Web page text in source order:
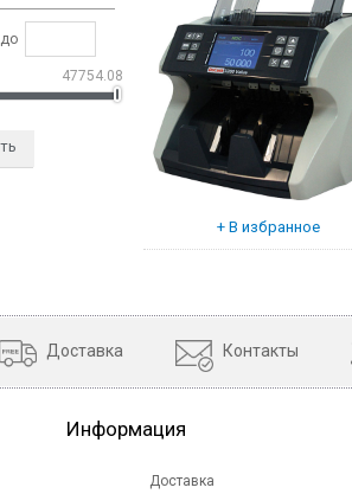
до
47754.08
Доставка Контакты
Информация
Доставка